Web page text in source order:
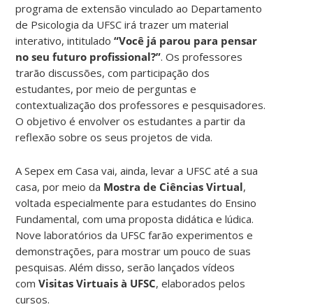
programa de extensão vinculado ao Departamento
de Psicologia da UFSC irá trazer um material
interativo, intitulado“Você já parou para pensar
no seu futuro profissional?”. Os professores
trarão discussões, com participação dos
estudantes, por meio de perguntas e
contextualização dos professores e pesquisadores.
O objetivo é envolver os estudantes a partir da
reflexão sobre os seus projetos de vida.
A Sepex em Casa vai, ainda, levar a UFSC até a sua
casa, por meio da Mostra de Ciências Virtual,
voltada especialmente para estudantes do Ensino
Fundamental, com uma proposta didática e lúdica.
Nove laboratórios da UFSC farão experimentos e
demonstrações, para mostrar um pouco de suas
pesquisas. Além disso, serão lançados vídeos
comVisitas Virtuais à UFSC, elaborados pelos
cursos.